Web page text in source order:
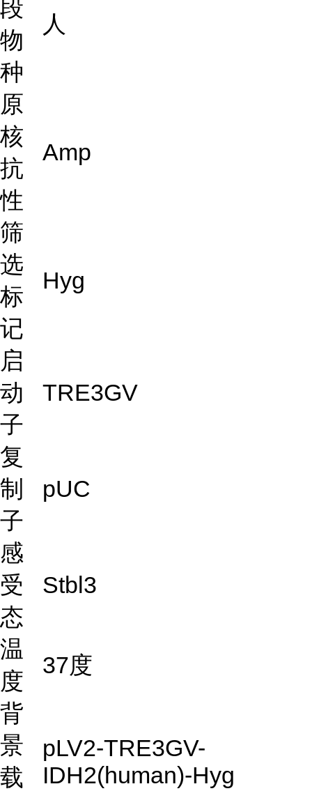
段
物
种
人
原
核
抗
性
Amp
筛
选
标
记
Hyg
启
动
子
TRE3GV
复
制
子
pUC
感
受
态
Stbl3
温
度
37度
背
景
载
pLV2-TRE3GV-
IDH2(human)-Hyg